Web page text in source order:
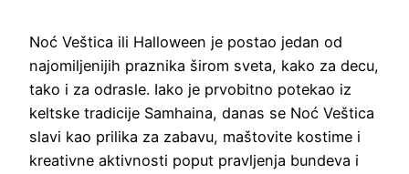
Noć Veštica ili Halloween je postao jedan od
najomiljenijih praznika širom sveta, kako za decu,
tako i za odrasle. Iako je prvobitno potekao iz
keltske tradicije Samhaina, danas se Noć Veštica
slavi kao prilika za zabavu, maštovite kostime i
kreativne aktivnosti poput pravljenja bundeva i